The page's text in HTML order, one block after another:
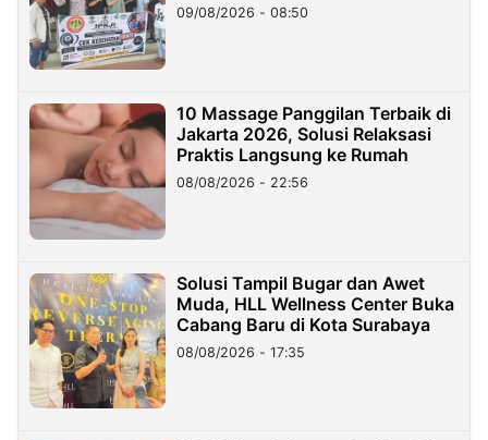
09/08/2026 - 08:50
10 Massage Panggilan Terbaik di
Jakarta 2026, Solusi Relaksasi
Praktis Langsung ke Rumah
08/08/2026 - 22:56
Solusi Tampil Bugar dan Awet
Muda, HLL Wellness Center Buka
Cabang Baru di Kota Surabaya
08/08/2026 - 17:35